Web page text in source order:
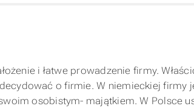
i łatwe prowadzenie firmy.
o firmie. W niemieckiej firmy
osobistym- majątkiem. W Polsce